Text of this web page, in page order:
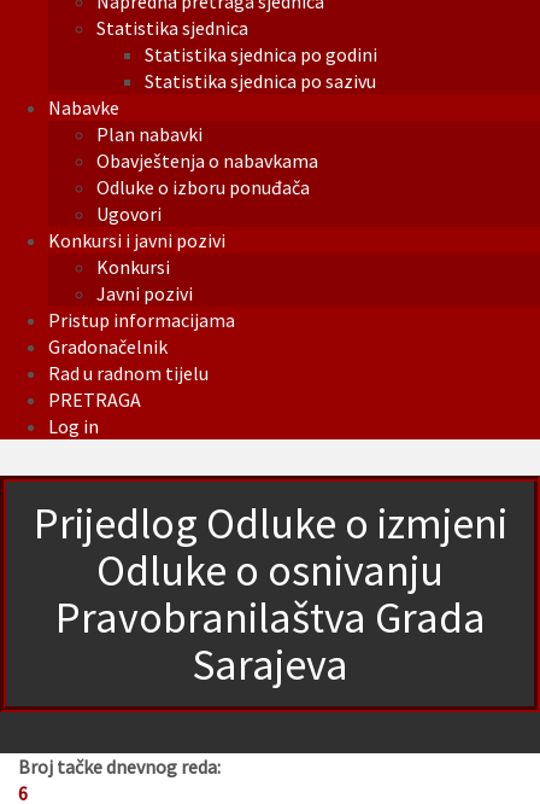
Statistika sjednica
Statistika sjednica po godini
Statistika sjednica po sazivu
Nabavke
Plan nabavki
Obavještenja o nabavkama
Odluke o izboru ponuđača
Ugovori
Konkursi i javni pozivi
Konkursi
Javni pozivi
Pristup informacijama
Gradonačelnik
Rad u radnom tijelu
PRETRAGA
Log in
Prijedlog Odluke o izmjeni
Odluke o osnivanju
Pravobranilaštva Grada
Sarajeva
Broj tačke dnevnog reda:
6